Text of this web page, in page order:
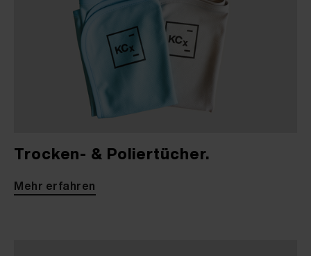
Trocken- & Poliertücher.
Mehr erfahren